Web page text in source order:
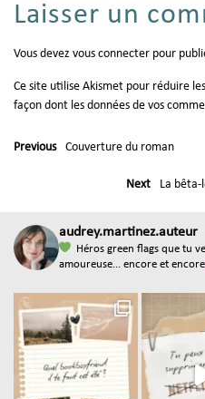
Laisser un
Vous devez vous connecter pour
Ce site utilise Akismet pour réduire
façon dont les données de vos
Previous Couverture du roman
Next La
audrey.martinez.auteur
Héros green flags que tu
amoureuse... encore et encore